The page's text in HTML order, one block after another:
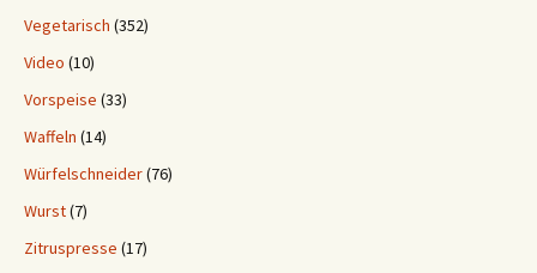
Vegetarisch (352)
Video (10)
Vorspeise (33)
Waffeln (14)
Würfelschneider(76)
Wurst(7)
Zitruspresse (17)